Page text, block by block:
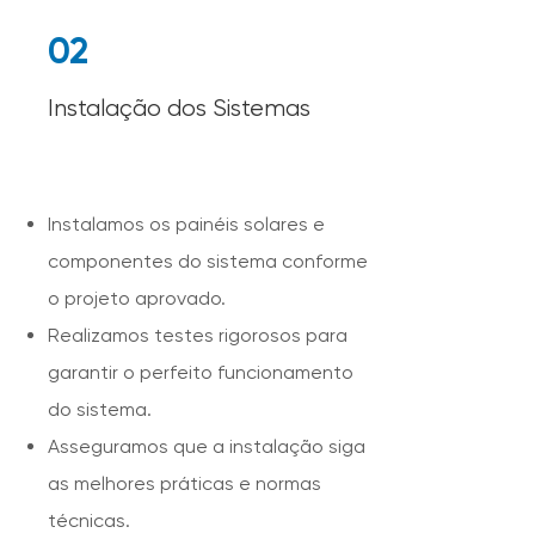
02
Instalação dos Sistemas
Instalamos os painéis solares e
componentes do sistema conforme
o projeto aprovado.
Realizamos testes rigorosos para
garantir o perfeito funcionamento
do sistema.
Asseguramos que a instalação siga
as melhores práticas e normas
técnicas.